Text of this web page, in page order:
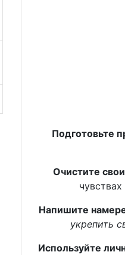
Подготовьте
Очистите
Напишите
укрепить
Используйте